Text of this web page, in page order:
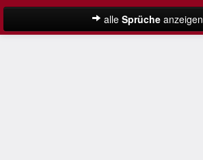
alle Sprücheanzeigen